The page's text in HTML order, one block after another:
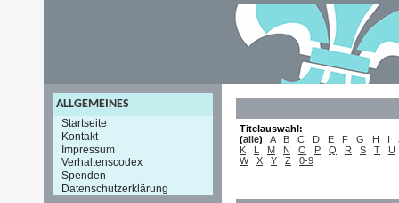
ALLGEMEINES
Startseite
Kontakt
Impressum
Verhaltenscodex
Spenden
Datenschutzerklärung
Titelauswahl:
(alle) A B C D E F G H I
K
L M N O P Q R S T
U
W
X Y Z 0-9